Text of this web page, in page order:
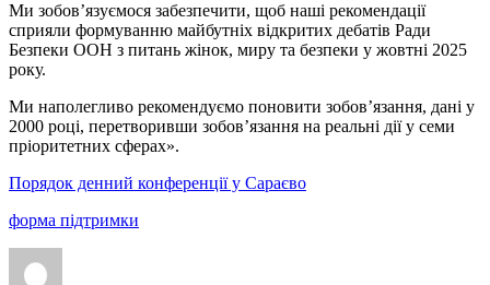
Ми зобов’язуємося забезпечити, щоб наші рекомендації
сприяли формуванню майбутніх відкритих дебатів Ради
Безпеки ООН з питань жінок, миру та безпеки у жовтні 2025
року.
Ми наполегливо рекомендуємо поновити зобов’язання, дані у
2000 році, перетворивши зобов’язання на реальні дії у семи
пріоритетних сферах».
Порядок денний конференції у Сараєво
форма підтримки